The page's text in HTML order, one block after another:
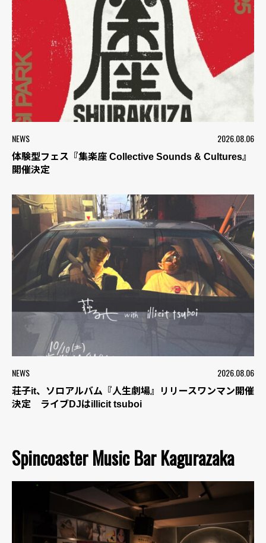
NEWS 2026.08.06
体験型フェス『集楽座 Collective Sounds & Cultures』
開催決定
NEWS 2026.08.06
荘子it、ソロアルバム『人生劇場』リリースワンマン開催
決定 ライブDJはillicit tsuboi
Spincoaster Music Bar Kagurazaka